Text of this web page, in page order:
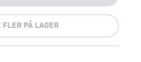
FLER PÅ LAGER